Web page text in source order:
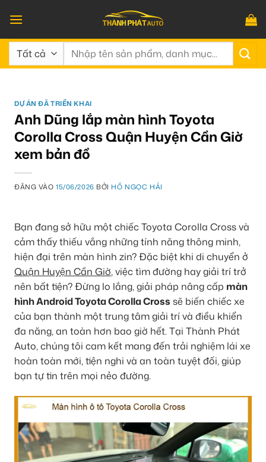
qua
nội
dung
Tìm
DỰ ÁN ĐÃ TRIỂN KHAI
Anh Dũng lắp màn hình Toyota
Corolla Cross Quận Huyện Cần Giờ
xem bản đồ
ĐĂNG VÀO15/06/2026 BỞI HỒ NGỌC HẢI
Bạn đang sở hữu một chiếc Toyota Corolla Cross và
cảm thấy thiếu vắng những tính năng thông minh,
hiện đại trên màn hình zin? Đặc biệt khi di chuyển ở
Quận Huyện Cần Giờ, việc tìm đường hay giải trí trở
nên bất tiện? Đừng lo lắng, giải pháp nâng cấp màn
hình Android Toyota Corolla Cross sẽ biến chiếc xe
của bạn thành một trung tâm giải trí và điều khiển
đa năng, an toàn hơn bao giờ hết. Tại Thành Phát
Auto, chúng tôi cam kết mang đến trải nghiệm lái xe
hoàn toàn mới, tiện nghi và an toàn tuyệt đối, giúp
bạn tự tin trên mọi nẻo đường.